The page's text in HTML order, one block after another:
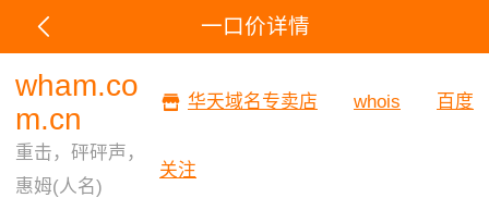
一口价详情
wham.co
m.cn
重击，砰砰声，
惠姆(人名)
华天域名专卖店 whois 百度
关注